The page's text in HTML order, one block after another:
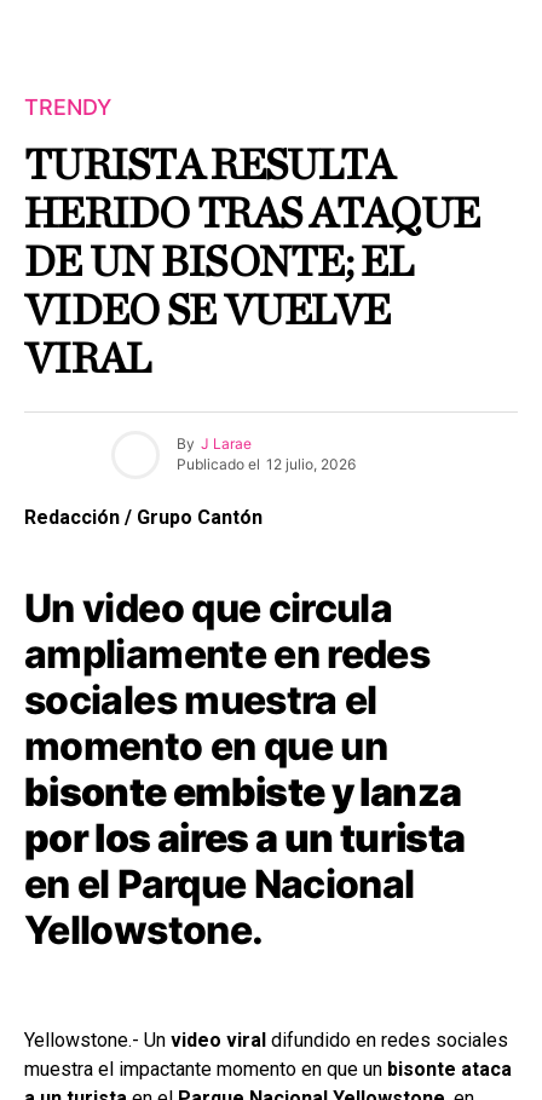
TRENDY
TURISTA RESULTA
HERIDO TRAS ATAQUE
DE UN BISONTE; EL
VIDEO SE VUELVE
VIRAL
By J Larae
Publicado el 12 julio, 2026
Redacción / Grupo Cantón
Un video que circula
ampliamente en redes
sociales muestra el
momento en que un
bisonte embiste y lanza
por los aires a un turista
en el Parque Nacional
Yellowstone.
Yellowstone.- Un video viral difundido en redes sociales
muestra el impactante momento en que un bisonte ataca